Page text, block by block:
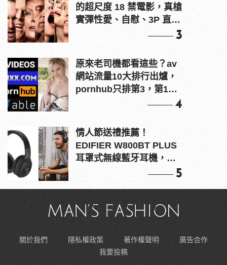
的超尺度 18 禁電影，真槍
實彈性愛、自慰、3P 直接
3
原來老司機都看這些？av
網站流量10大排行出爐，
pornhub只排第3，第1名
4
情人節送禮推薦！
EDIFIER W800BT PLUS
耳罩式無線藍牙耳機，在
5
關於我們 隱私權政策 著作權聲明
廣告合作
我要投稿